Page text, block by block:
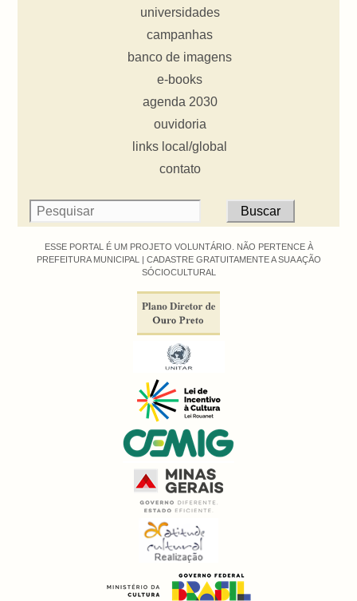
universidades
campanhas
banco de imagens
e-books
agenda 2030
ouvidoria
links local/global
contato
ESSE PORTAL É UM PROJETO VOLUNTÁRIO. NÃO PERTENCE À
PREFEITURA MUNICIPAL | CADASTRE GRATUITAMENTE A SUA AÇÃO
SÓCIOCULTURAL